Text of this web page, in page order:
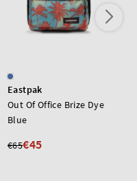
Eastpak
Out Of Office Brize Dye
Blue
€65€45